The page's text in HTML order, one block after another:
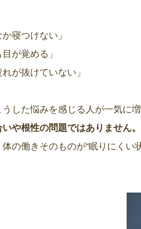
寝つけない」
が覚める」
れが抜けていない」
した悩みを感じる人が一気に増
や根性の問題ではありません。
の働きそのものが“眠りにくい